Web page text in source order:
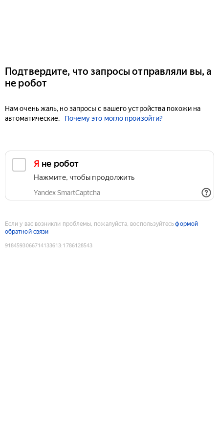
Подтвердите, что запросы отправляли вы, а
не робот
Нам очень жаль, но запросы с вашего устройства похожи на
автоматические.
Почему это могло произойти?
Я не робот
Нажмите, чтобы продолжить
Yandex SmartCaptcha
Если у вас возникли проблемы, пожалуйста, воспользуйтесьформой
обратной связи
9184593066714133613:1786128543